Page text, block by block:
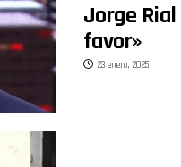
Jorge
favor»
23 enero, 2025